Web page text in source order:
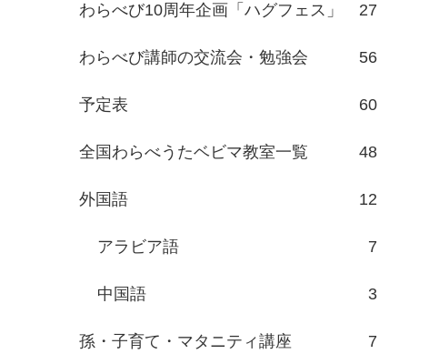
わらべび10周年企画「ハグフェス」 27
わらべび講師の交流会・勉強会 56
予定表 60
全国わらべうたベビマ教室一覧 48
外国語 12
アラビア語 7
中国語 3
孫・子育て・マタニティ講座 7